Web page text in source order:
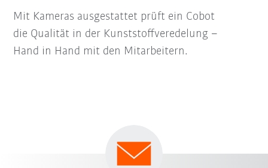
Mit Kameras ausgestattet prüft ein Cobot
die Qualität in der Kunststoffveredelung –
Hand in Hand mit den Mitarbeitern.